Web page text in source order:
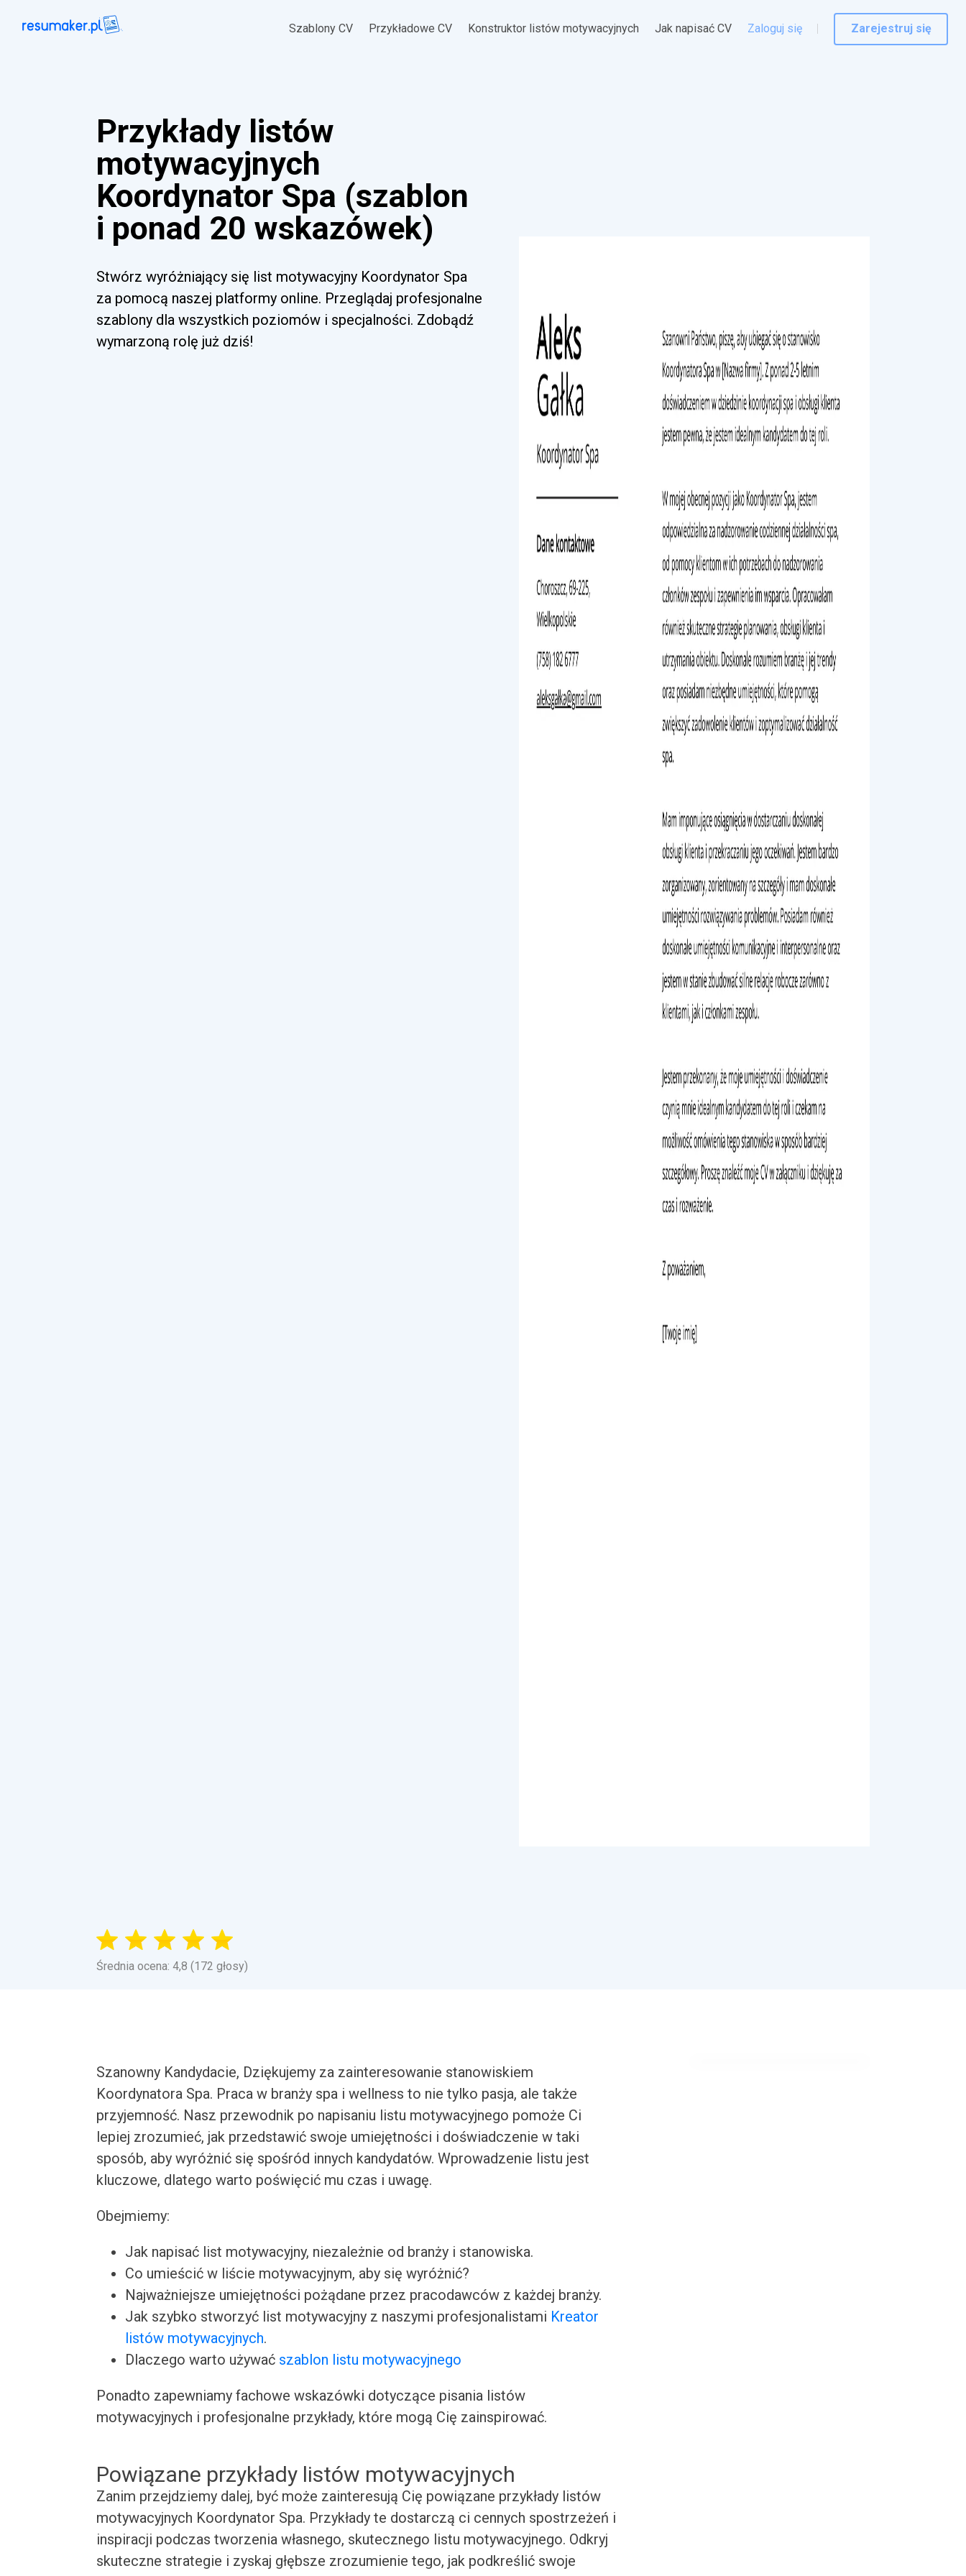
Szablony CV Przykładowe CV Konstruktor listów motywacyjnych Jak napisać CV Zaloguj się Zarejestruj się
Przykłady listów
motywacyjnych
Koordynator Spa (szablon
i ponad 20 wskazówek)
Stwórz wyróżniający się list motywacyjny Koordynator Spa
za pomocą naszej platformy online. Przeglądaj profesjonalne
szablony dla wszystkich poziomów i specjalności. Zdobądź
wymarzoną rolę już dziś!
Średnia ocena: 4,8 (172 głosy)
Szanowny Kandydacie, Dziękujemy za zainteresowanie stanowiskiem
Koordynatora Spa. Praca w branży spa i wellness to nie tylko pasja, ale także
przyjemność. Nasz przewodnik po napisaniu listu motywacyjnego pomoże Ci
lepiej zrozumieć, jak przedstawić swoje umiejętności i doświadczenie w taki
sposób, aby wyróżnić się spośród innych kandydatów. Wprowadzenie listu jest
kluczowe, dlatego warto poświęcić mu czas i uwagę.
Obejmiemy:
Jak napisać list motywacyjny, niezależnie od branży i stanowiska.
Co umieścić w liście motywacyjnym, aby się wyróżnić?
Najważniejsze umiejętności pożądane przez pracodawców z każdej branży.
Jak szybko stworzyć list motywacyjny z naszymi profesjonalistami Kreator
listów motywacyjnych.
Dlaczego warto używać szablon listu motywacyjnego
Ponadto zapewniamy fachowe wskazówki dotyczące pisania listów
motywacyjnych i profesjonalne przykłady, które mogą Cię zainspirować.
Powiązane przykłady listów motywacyjnych
Zanim przejdziemy dalej, być może zainteresują Cię powiązane przykłady listów
motywacyjnych Koordynator Spa. Przykłady te dostarczą ci cennych spostrzeżeń i
inspiracji podczas tworzenia własnego, skutecznego listu motywacyjnego. Odkryj
skuteczne strategie i zyskaj głębsze zrozumienie tego, jak podkreślić swoje